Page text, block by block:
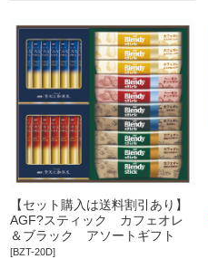
【セット購入は送料割引あり】
AGF?スティック カフェオレ
＆ブラック アソートギフト
[BZT-20D]